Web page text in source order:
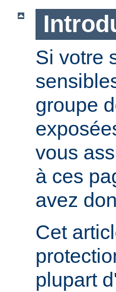
Si votre
groupe
vous
à ces
avez
Cet
plupart